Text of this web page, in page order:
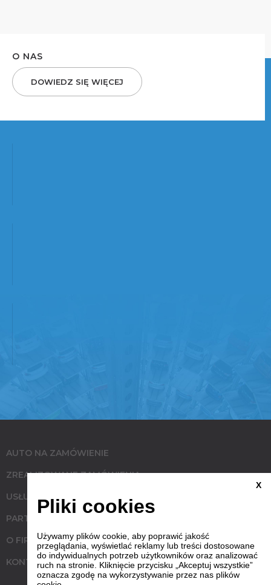
O NAS
DOWIEDZ SIĘ WIĘCEJ
AUTO NA ZAMÓWIENIE
ZREALIZOWANE ZAMÓWIENIA
USŁUGI
PARTNERZY
O FIRMIE
KONTAKT
X
Pliki cookies
Używamy plików cookie, aby poprawić jakość
przeglądania, wyświetlać reklamy lub treści dostosowane
do indywidualnych potrzeb użytkowników oraz analizować
ruch na stronie. Kliknięcie przycisku „Akceptuj wszystkie”
oznacza zgodę na wykorzystywanie przez nas plików